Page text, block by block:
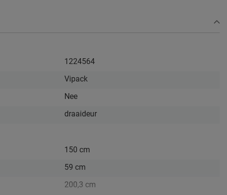
1224564
Vipack
Nee
draaideur
150 cm
59 cm
200,3 cm